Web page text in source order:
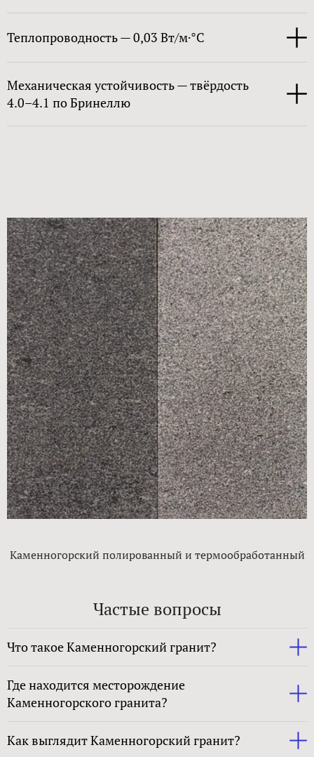
Теплопроводность — 0,03 Вт/м·°C
Механическая устойчивость — твёрдость
4.0–4.1 по Бринеллю
Каменногорский полированный и термообработанный
Частые вопросы
Что такое Каменногорский гранит?
Где находится месторождение
Каменногорского гранита?
Как выглядит Каменногорский гранит?